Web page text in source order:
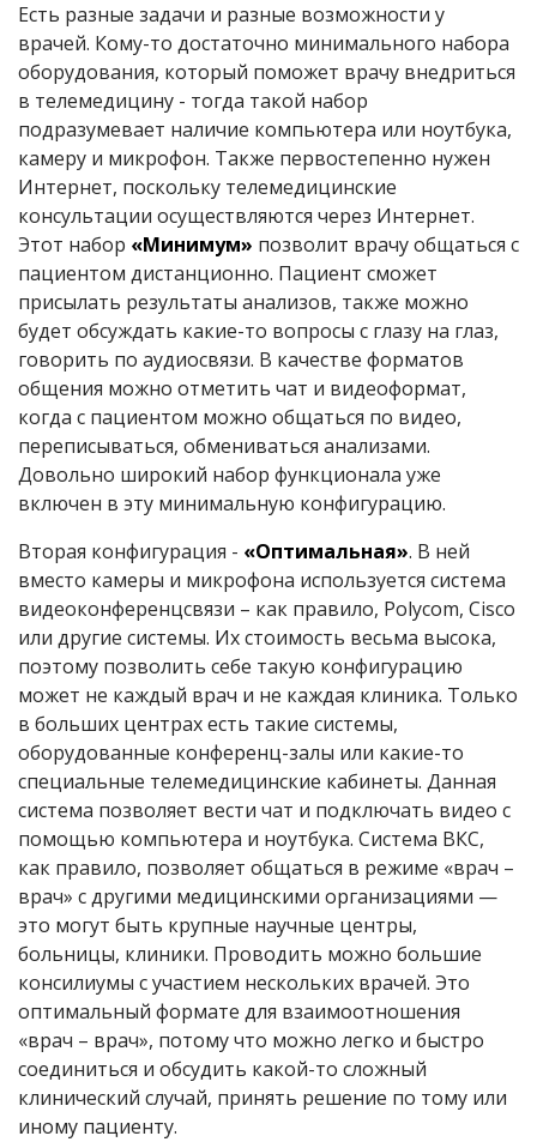
Есть разные задачи и разные возможности у
врачей. Кому-то достаточно минимального набора
оборудования, который поможет врачу внедриться
в телемедицину - тогда такой набор
подразумевает наличие компьютера или ноутбука,
камеру и микрофон. Также первостепенно нужен
Интернет, поскольку телемедицинские
консультации осуществляются через Интернет.
Этот набор «Минимум» позволит врачу общаться с
пациентом дистанционно. Пациент сможет
присылать результаты анализов, также можно
будет обсуждать какие-то вопросы с глазу на глаз,
говорить по аудиосвязи. В качестве форматов
общения можно отметить чат и видеоформат,
когда с пациентом можно общаться по видео,
переписываться, обмениваться анализами.
Довольно широкий набор функционала уже
включен в эту минимальную конфигурацию.
Вторая конфигурация - «Оптимальная». В ней
вместо камеры и микрофона используется система
видеоконференцсвязи – как правило, Polycom, Cisco
или другие системы. Их стоимость весьма высока,
поэтому позволить себе такую конфигурацию
может не каждый врач и не каждая клиника. Только
в больших центрах есть такие системы,
оборудованные конференц-залы или какие-то
специальные телемедицинские кабинеты. Данная
система позволяет вести чат и подключать видео с
помощью компьютера и ноутбука. Система ВКС,
как правило, позволяет общаться в режиме «врач –
врач» с другими медицинскими организациями —
это могут быть крупные научные центры,
больницы, клиники. Проводить можно большие
консилиумы с участием нескольких врачей. Это
оптимальный формате для взаимоотношения
«врач – врач», потому что можно легко и быстро
соединиться и обсудить какой-то сложный
клинический случай, принять решение по тому или
иному пациенту.